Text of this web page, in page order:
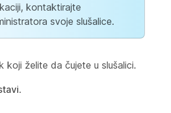
kontaktirajte
svoje slušalice.
koji želite da čujete u slušalici.
.